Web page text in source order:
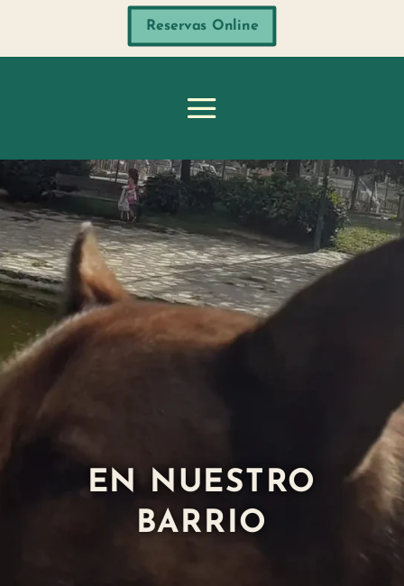
Reservas Online
EN NUESTRO
BARRIO